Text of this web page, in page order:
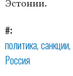
Эстонии.
#
политика санкции
Россия